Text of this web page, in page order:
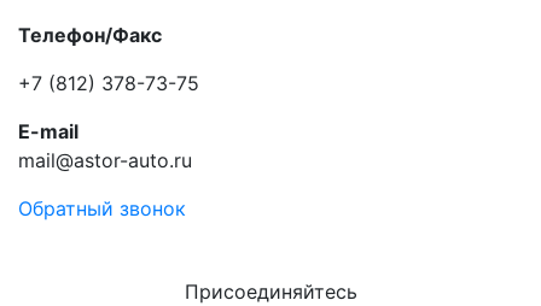
Телефон/Факс
+7 (812) 378-73-75
E-mail
mail@astor-auto.ru
Обратный звонок
Присоединяйтесь